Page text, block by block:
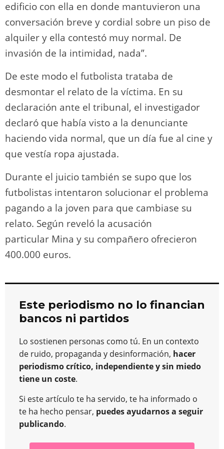
edificio con ella en donde mantuvieron una
conversación breve y cordial sobre un piso de
alquiler y ella contestó muy normal. De
invasión de la intimidad, nada”.
De este modo el futbolista trataba de
desmontar el relato de la víctima. En su
declaración ante el tribunal, el investigador
declaró que había visto a la denunciante
haciendo vida normal, que un día fue al cine y
que vestía ropa ajustada.
Durante el juicio también se supo que los
futbolistas intentaron solucionar el problema
pagando a la joven para que cambiase su
relato. Según reveló la acusación
particular Mina y su compañero ofrecieron
400.000 euros.
Este periodismo no lo financian
bancos ni partidos
Lo sostienen personas como tú. En un contexto
de ruido, propaganda y desinformación, hacer
periodismo crítico, independiente y sin miedo
tiene un coste.
Si este artículo te ha servido, te ha informado o
te ha hecho pensar, puedes ayudarnos a seguir
publicando.